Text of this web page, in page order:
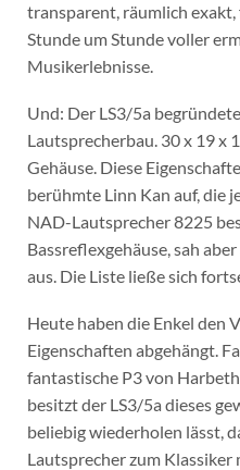
transparent, räumlich
Stunde um Stunde voller
Musikerlebnisse.
Und: Der LS3/5a
Lautsprecherbau. 30 x 19 x
Gehäuse. Diese
berühmte Linn Kan auf, die
NAD-Lautsprecher 8225
Bassreflexgehäuse, sah
aus. Die Liste ließe sich
Heute haben die Enkel den
Eigenschaften abgehängt.
fantastische P3 von
besitzt der LS3/5a dieses
beliebig wiederholen lässt,
Lautsprecher zum Klassiker